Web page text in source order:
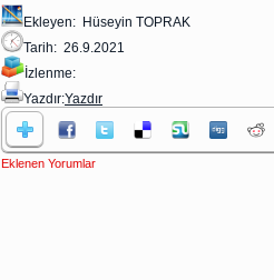
Ekleyen: Hüseyin TOPRAK
Tarih: 26.9.2021
İzlenme:
Yazdır:Yazdır
Eklenen Yorumlar